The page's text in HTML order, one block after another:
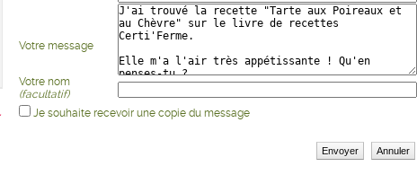
Votre message
Votre nom
(facultatif)
Je souhaite recevoir une copie du message